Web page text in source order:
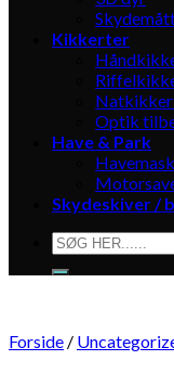
Kikkerter
Optik
Have & Park
Skydeskiver /
Søg
efter:
Forside /